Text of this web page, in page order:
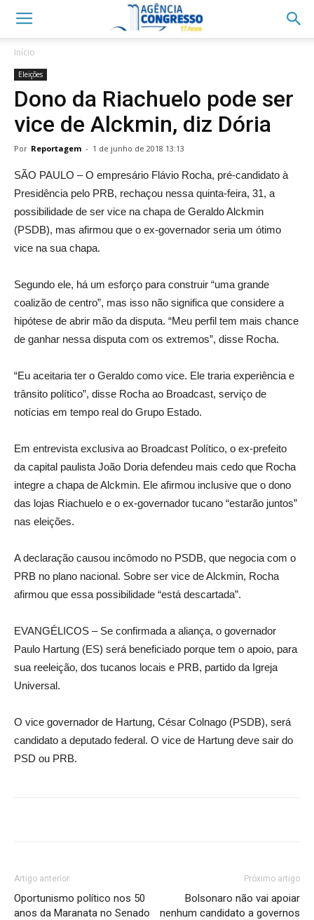
Início
Eleições
Dono da Riachuelo pode ser
vice de Alckmin, diz Dória
Por Reportagem - 1 de junho de 2018 13:13
SÃO PAULO – O empresário Flávio Rocha, pré-candidato à
Presidência pelo PRB, rechaçou nessa quinta-feira, 31, a
possibilidade de ser vice na chapa de Geraldo Alckmin
(PSDB), mas afirmou que o ex-governador seria um ótimo
vice na sua chapa.
Segundo ele, há um esforço para construir “uma grande
coalizão de centro”, mas isso não significa que considere a
hipótese de abrir mão da disputa. “Meu perfil tem mais chance
de ganhar nessa disputa com os extremos”, disse Rocha.
“Eu aceitaria ter o Geraldo como vice. Ele traria experiência e
trânsito político”, disse Rocha ao Broadcast, serviço de
notícias em tempo real do Grupo Estado.
Em entrevista exclusiva ao Broadcast Político, o ex-prefeito
da capital paulista João Doria defendeu mais cedo que Rocha
integre a chapa de Alckmin. Ele afirmou inclusive que o dono
das lojas Riachuelo e o ex-governador tucano “estarão juntos”
nas eleições.
A declaração causou incômodo no PSDB, que negocia com o
PRB no plano nacional. Sobre ser vice de Alckmin, Rocha
afirmou que essa possibilidade “está descartada”.
EVANGÉLICOS – Se confirmada a aliança, o governador
Paulo Hartung (ES) será beneficiado porque tem o apoio, para
sua reeleição, dos tucanos locais e PRB, partido da Igreja
Universal.
O vice governador de Hartung, César Colnago (PSDB), será
candidato a deputado federal. O vice de Hartung deve sair do
PSD ou PRB.
Artigo anterior
Oportunismo político nos 50
anos da Maranata no Senado
Próximo artigo
Bolsonaro não vai apoiar
nenhum candidato a governos